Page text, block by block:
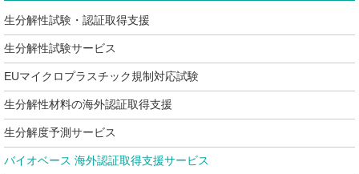
生分解性試験・認証取得支援
生分解性試験サービス
EUマイクロプラスチック規制対応試験
生分解性材料の海外認証取得支援
生分解度予測サービス
バイオベース 海外認証取得支援サービス